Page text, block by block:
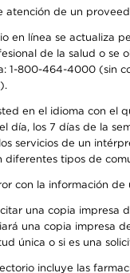
atención de un
en línea se actualiza
de la salud o se
1-800-464-4000 (sin
en el idioma con el
día, los 7 días de la
servicios de un
diferentes tipos de
con la información
una copia impresa
una copia impresa
única o si es una
incluye las